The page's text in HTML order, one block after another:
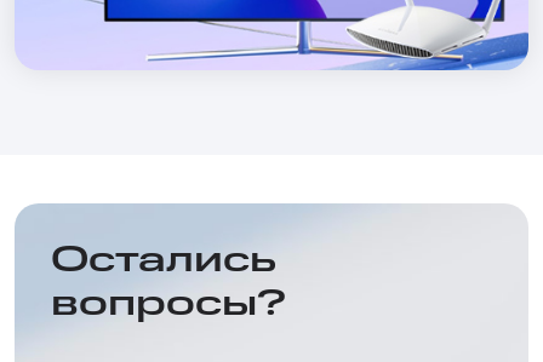
Остались
вопросы?